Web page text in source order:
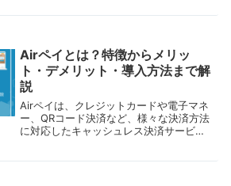
期費用や月額料金もかかりません。さら
に、条件を満たせば決済手数料が2.48％
まで下がるディスカウントプログラムも
用意されています。導入のハードルが低
く、個人事業主や小規模店舗、イベント
出店などにもおすすめのサービスです。
この記事では、Airペイタッチの基本的な
仕組みから料金体系、導入の流れや注意
キャッシュレス決済を始めたい方は、ぜ
Airペイとは？特徴からメリッ
ト・デメリット・導入方法まで解
説
Airペイは、クレジットカードや電子マネ
ー、QRコード決済など、様々な決済方法
に対応したキャッシュレス決済サービス